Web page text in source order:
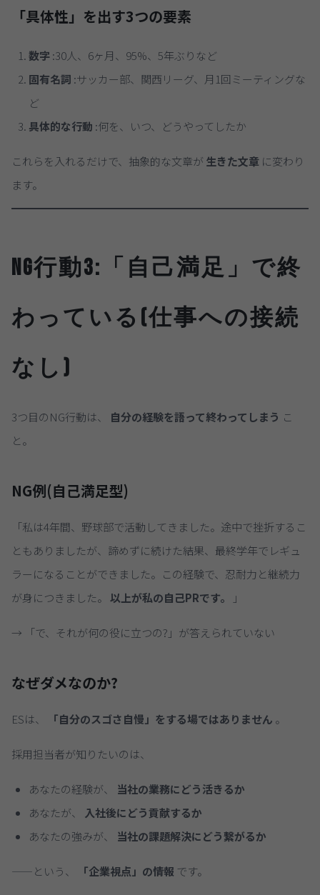
「具体性」を出す3つの要素
数字:30人、6ヶ月、95%、5年ぶりなど
固有名詞 :サッカー部、関西リーグ、月1回ミーティングな
ど
具体的な行動 :何を、いつ、どうやってしたか
これらを入れるだけで、抽象的な文章が生きた文章 に変わり
ます。
NG行動3:「自己満足」で終
わっている(仕事への接続
なし)
3つ目のNG行動は、 自分の経験を語って終わってしまう こ
と。
NG例(自己満足型)
「私は4年間、野球部で活動してきました。途中で挫折するこ
ともありましたが、諦めずに続けた結果、最終学年でレギュ
ラーになることができました。この経験で、忍耐力と継続力
が身につきました。 以上が私の自己PRです。 」
→ 「で、それが何の役に立つの?」が答えられていない
なぜダメなのか?
ESは、 「自分のスゴさ自慢」をする場ではありません 。
採用担当者が知りたいのは、
あなたの経験が、 当社の業務にどう活きるか
あなたが、 入社後にどう貢献するか
あなたの強みが、 当社の課題解決にどう繋がるか
——という、 「企業視点」の情報 です。